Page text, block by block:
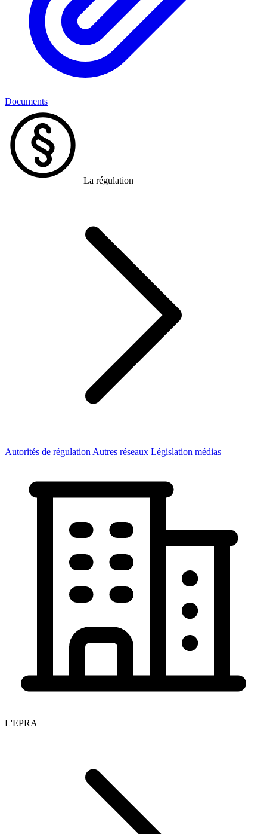
Documents
La régulation
Autorités de régulation Autres réseaux Législation médias
L'EPRA